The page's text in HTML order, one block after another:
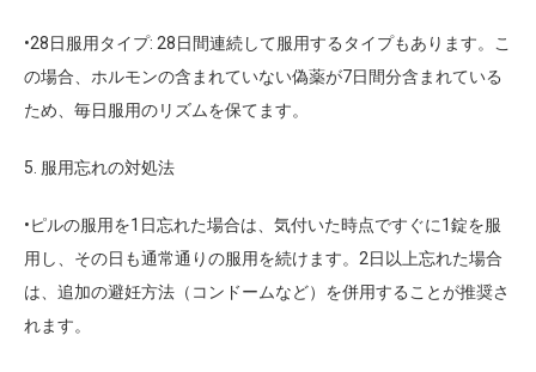
•28日服用タイプ: 28日間連続して服用するタイプもあります。こ
の場合、ホルモンの含まれていない偽薬が7日間分含まれている
ため、毎日服用のリズムを保てます。
5. 服用忘れの対処法
•ピルの服用を1日忘れた場合は、気付いた時点ですぐに1錠を服
用し、その日も通常通りの服用を続けます。2日以上忘れた場合
は、追加の避妊方法（コンドームなど）を併用することが推奨さ
れます。